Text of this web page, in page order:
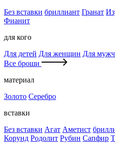
Без вставки бриллиант Гранат
Фианит
для кого
Для детей Для женщин Для
Все броши
материал
Золото Серебро
вставки
Без вставки Агат Аметист
Корунд Родолит Рубин Сапфир